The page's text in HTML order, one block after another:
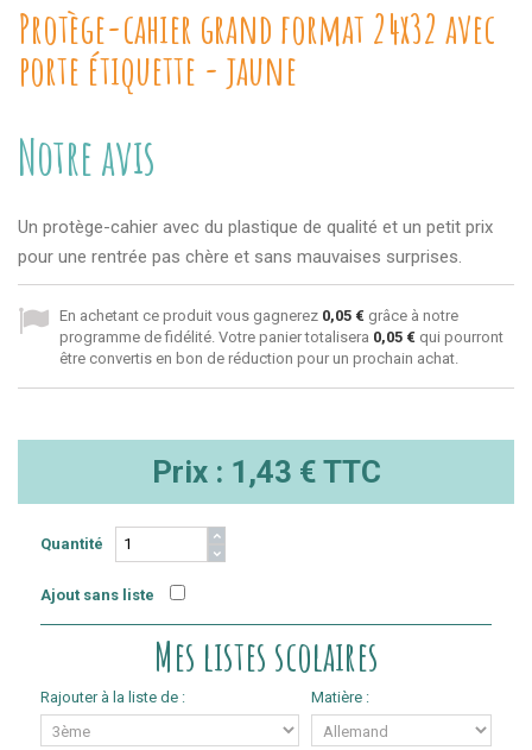
Protège-cahier grand format 24x32 avec
porte étiquette - jaune
Notre avis
Un protège-cahier avec du plastique de qualité et un petit prix
pour une rentrée pas chère et sans mauvaises surprises.
En achetant ce produit vous gagnerez 0,05 € grâce à notre
programme de fidélité. Votre panier totalisera 0,05 € qui pourront
être convertis en bon de réduction pour un prochain achat.
Prix : 1,43 € TTC
Quantité
Ajout sans liste
Mes listes scolaires
Rajouter à la liste de : Matière :